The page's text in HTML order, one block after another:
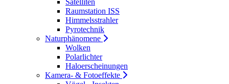
Satelliten
Raumstation ISS
Himmelsstrahler
Pyrotechnik
Naturphänomene
Wolken
Polarlichter
Haloerscheinungen
Kamera- & Fotoeffekte